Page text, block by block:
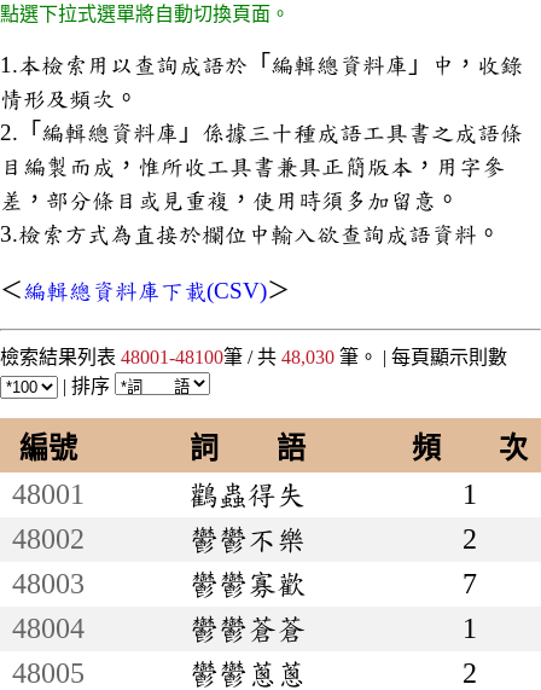
點選下拉式選單將自動切換頁面。
1.本檢索用以查詢成語於「編輯總資料庫」中，收錄
情形及頻次。
2.「編輯總資料庫」係據三十種成語工具書之成語條
目編製而成，惟所收工具書兼具正簡版本，用字參
差，部分條目或見重複，使用時須多加留意。
3.檢索方式為直接於欄位中輸入欲查詢成語資料。
＜編輯總資料庫下載(CSV)＞
檢索結果列表 48001-48100筆 / 共 48,030 筆。 | 每頁顯示則數
| 排序
編號 詞 語
頻 次
48001
鸛蟲得失
1
48002
鬱鬱不樂
2
48003
鬱鬱寡歡
7
48004
鬱鬱蒼蒼
1
48005
鬱鬱蔥蔥
2